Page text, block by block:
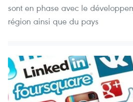
sont en phase avec le
région ainsi que du pays